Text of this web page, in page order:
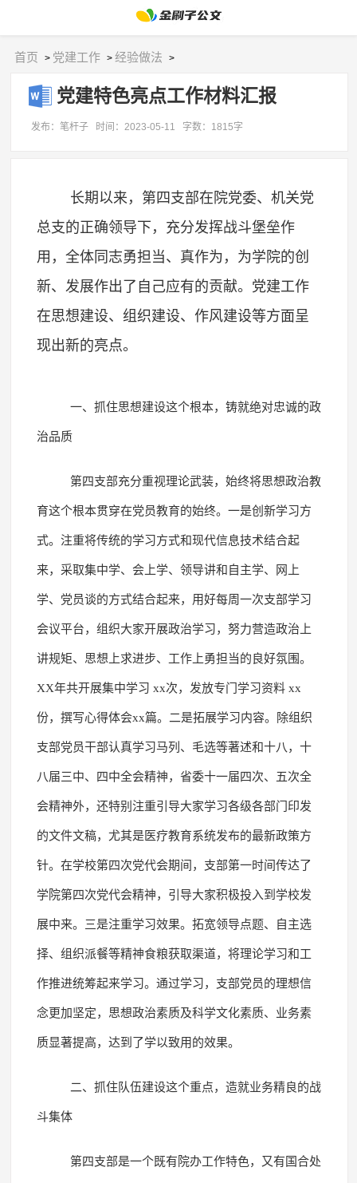
首页 > 党建工作 >经验做法 >
党建特色亮点工作材料汇报
发布：笔杆子 时间：2023-05-11 字数：1815字
长期以来，第四支部在院党委、机关党
总支的正确领导下，充分发挥战斗堡垒作
用，全体同志勇担当、真作为，为学院的创
新、发展作出了自己应有的贡献。党建工作
在思想建设、组织建设、作风建设等方面呈
现出新的亮点。
一、抓住思想建设这个根本，铸就绝对忠诚的政
治品质
第四支部充分重视理论武装，始终将思想政治教
育这个根本贯穿在党员教育的始终。一是创新学习方
式。注重将传统的学习方式和现代信息技术结合起
来，采取集中学、会上学、领导讲和自主学、网上
学、党员谈的方式结合起来，用好每周一次支部学习
会议平台，组织大家开展政治学习，努力营造政治上
讲规矩、思想上求进步、工作上勇担当的良好氛围。
XX年共开展集中学习 xx次，发放专门学习资料 xx
份，撰写心得体会xx篇。二是拓展学习内容。除组织
支部党员干部认真学习马列、毛选等著述和十八，十
八届三中、四中全会精神，省委十一届四次、五次全
会精神外，还特别注重引导大家学习各级各部门印发
的文件文稿，尤其是医疗教育系统发布的最新政策方
针。在学校第四次党代会期间，支部第一时间传达了
学院第四次党代会精神，引导大家积极投入到学校发
展中来。三是注重学习效果。拓宽领导点题、自主选
择、组织派餐等精神食粮获取渠道，将理论学习和工
作推进统筹起来学习。通过学习，支部党员的理想信
念更加坚定，思想政治素质及科学文化素质、业务素
质显著提高，达到了学以致用的效果。
二、抓住队伍建设这个重点，造就业务精良的战
斗集体
第四支部是一个既有院办工作特色，又有国合处